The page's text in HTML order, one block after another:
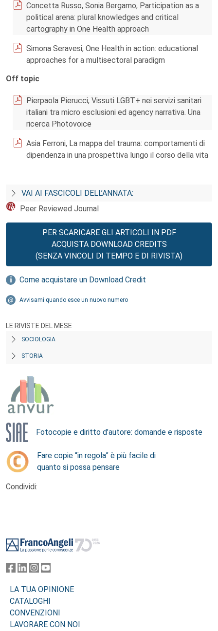
Concetta Russo, Sonia Bergamo, Participation as a
political arena: plural knowledges and critical
cartography in One Health approach
Simona Seravesi, One Health in action: educational
approaches for a multisectoral paradigm
Off topic
Pierpaola Pierucci, Vissuti LGBT+ nei servizi sanitari
italiani tra micro esclusioni ed agency narrativa. Una
ricerca Photovoice
Asia Ferroni, La mappa del trauma: comportamenti di
dipendenza in una prospettiva lungo il corso della vita
VAI AI FASCICOLI DELL’ANNATA:
Peer Reviewed Journal
PER SCARICARE GLI ARTICOLI IN PDF
ACQUISTA DOWNLOAD CREDITS
(SENZA VINCOLI DI TEMPO E DI RIVISTA)
Come acquistare un Download Credit
Avvisami quando esce un nuovo numero
LE RIVISTE DEL MESE
SOCIOLOGIA
STORIA
Fotocopie e diritto d’autore: domande e risposte
Fare copie “in regola” è più facile di
quanto si possa pensare
Condividi:
LA TUA OPINIONE
CATALOGHI
CONVENZIONI
LAVORARE CON NOI